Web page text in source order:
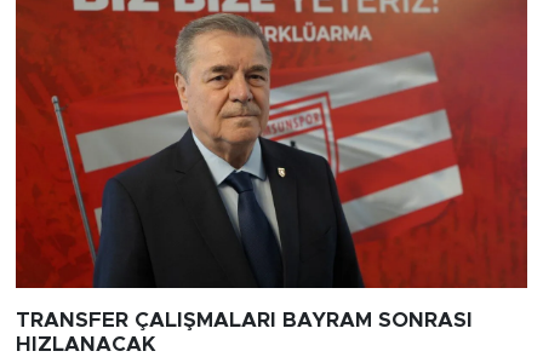
TRANSFER ÇALIŞMALARI BAYRAM SONRASI
HIZLANACAK